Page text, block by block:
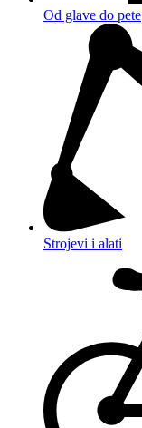
Od glave do pete
Strojevi i alati